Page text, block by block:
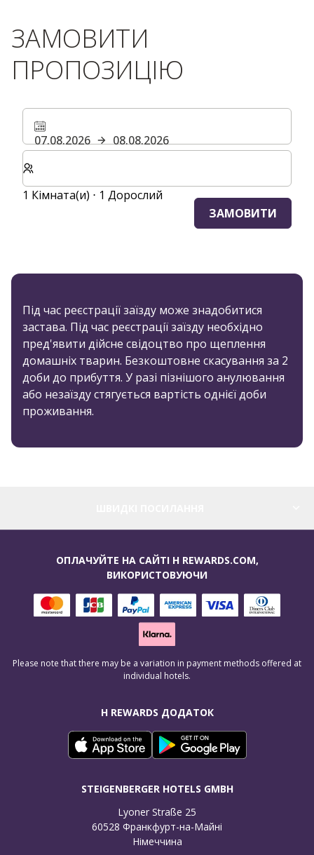
ЗАМОВИТИ
ПРОПОЗИЦІЮ
07.08.2026
08.08.2026
Виберіть кількість кімнат та гостей для вашого
1 Кімната(и) ⋅ 1 Дорослий
ЗАМОВИТИ
Під час реєстрації заїзду може знадобитися
застава. Під час реєстрації заїзду необхідно
пред'явити дійсне свідоцтво про щеплення
домашніх тварин. Безкоштовне скасування за 2
доби до прибуття. У разі пізнішого анулювання
або незаїзду стягується вартість однієї доби
проживання.
H REWARDS ДОДАТОК
STEIGENBERGER HOTELS GMBH
Lyoner Straße 25
60528 Франкфурт-на-Майні
Німеччина
ОПЛАЧУЙТЕ НА САЙТІ H REWARDS.COM,
ВИКОРИСТОВУЮЧИ
Please note that there may be a variation in payment methods offered at
individual hotels.